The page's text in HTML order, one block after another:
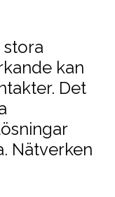
kan
Det
Nätverken